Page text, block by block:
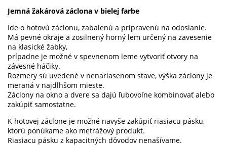
Jemná žakárová záclona v bielej farbe
Ide o hotovú záclonu, zabalenú a pripravenú na odoslanie.
Má pevné okraje a zosilnený horný lem určený na zavesenie
na klasické žabky,
prípadne je možné v spevnenom leme vytvoriť otvory na
závesné háčiky.
Rozmery sú uvedené v nenariasenom stave, výška záclony je
meraná v najdlhšom mieste.
Záclony na okno a dvere sa dajú ľubovoľne kombinovať alebo
zakúpiť samostatne.
K hotovej záclone je možné navyše zakúpiť riasiacu pásku,
ktorú ponúkame ako metrážový produkt.
Riasiacu pásku z kapacitných dôvodov nenašívame.